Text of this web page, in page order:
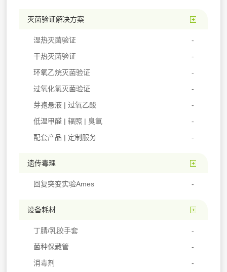
灭菌验证解决方案
湿热灭菌验证
干热灭菌验证
环氧乙烷灭菌验证
过氧化氢灭菌验证
芽孢悬液 | 过氧乙酸
低温甲醛 | 辐照 | 臭氧
配套产品 | 定制服务
遗传毒理
回复突变实验Ames
设备耗材
丁腈/乳胶手套
菌种保藏管
消毒剂